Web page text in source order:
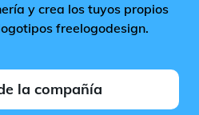
y crea los tuyos propios
freelogodesign.